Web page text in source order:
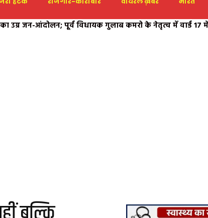
उग्र जन-आंदोलन; पूर्व विधायक गुलाब कमरो के नेतृत्व में वार्ड 17 में
प्रकोष्ठ भाजपा ने किया स्वागत